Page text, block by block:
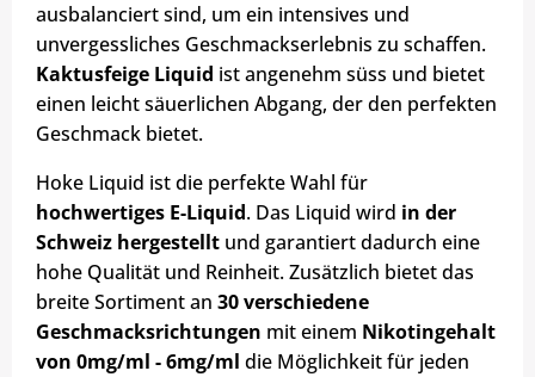
ausbalanciert sind, um ein intensives und
unvergessliches Geschmackserlebnis zu schaffen.
Kaktusfeige Liquid ist angenehm süss und bietet
einen leicht säuerlichen Abgang, der den perfekten
Geschmack bietet.
Hoke Liquid ist die perfekte Wahl für
hochwertiges E-Liquid. Das Liquid wird in der
Schweiz hergestellt und garantiert dadurch eine
hohe Qualität und Reinheit. Zusätzlich bietet das
breite Sortiment an 30 verschiedene
Geschmacksrichtungen mit einem Nikotingehalt
von 0mg/ml - 6mg/ml die Möglichkeit für jeden